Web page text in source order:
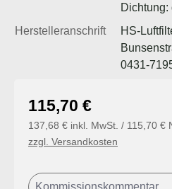
Dichtung:
Herstelleranschrift
HS-
0431-
Regulärer Preis:
115,70 €
137,68 € inkl. MwSt. / 115,70 €
zzgl. Versandkosten